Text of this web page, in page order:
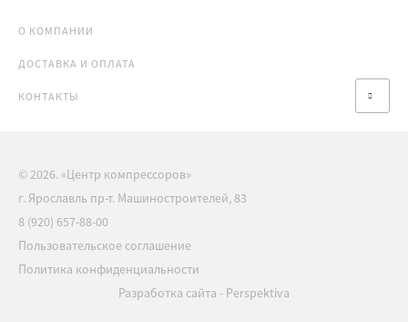
О КОМПАНИИ
ДОСТАВКА И ОПЛАТА
КОНТАКТЫ
© 2026. «Центр компрессоров»
г. Ярославль пр-т. Машиностроителей, 83
8 (920) 657-88-00
Пользовательское соглашение
Политика конфиденциальности
Разработка сайта - Perspektiva